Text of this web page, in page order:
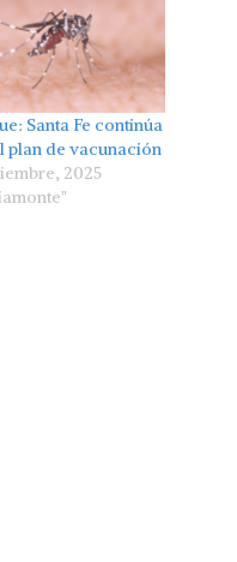
Santa Fe continúa
plan de vacunación
2025